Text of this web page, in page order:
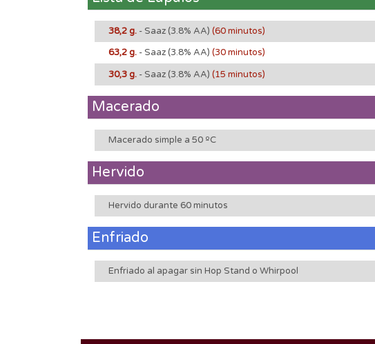
38,2 g. - Saaz (3.8% AA) (60 minutos)
63,2 g. - Saaz(3.8% AA) (30 minutos)
30,3 g. - Saaz (3.8% AA) (15 minutos)
Macerado
Macerado simple a 50 ºC
Hervido
Hervido durante 60 minutos
Enfriado
Enfriado al apagar sin Hop Stand o Whirpool